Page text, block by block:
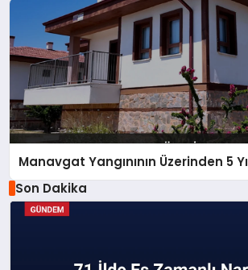
Manavgat Yangınının Üzerinden 5
Son Dakika